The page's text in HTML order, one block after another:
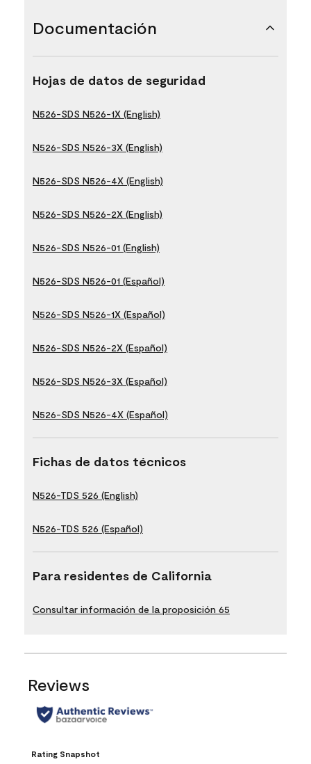
Documentación
Hojas de datos de seguridad
N526-SDS N526-1X (English)
N526-SDS N526-3X (English)
N526-SDS N526-4X (English)
N526-SDS N526-2X (English)
N526-SDS N526-01 (English)
N526-SDS N526-01 (Español)
N526-SDS N526-1X (Español)
N526-SDS N526-2X (Español)
N526-SDS N526-3X (Español)
N526-SDS N526-4X (Español)
Fichas de datos técnicos
N526-TDS 526 (English)
N526-TDS 526 (Español)
Para residentes de California
Consultar información de la proposición 65
Reviews
Rating Snapshot